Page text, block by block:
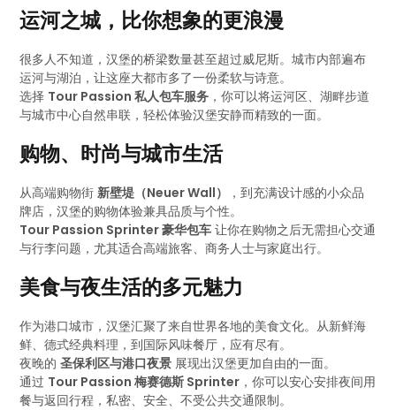
运河之城，比你想象的更浪漫
很多人不知道，汉堡的桥梁数量甚至超过威尼斯。城市内部遍布
运河与湖泊，让这座大都市多了一份柔软与诗意。
选择 Tour Passion 私人包车服务 ，你可以将运河区、湖畔步道
与城市中心自然串联，轻松体验汉堡安静而精致的一面。
购物、时尚与城市生活
从高端购物街新壁堤（Neuer Wall）
，到充满设计感的小众品
牌店，汉堡的购物体验兼具品质与个性。
Tour Passion Sprinter 豪华包车 让你在购物之后无需担心交通
与行李问题，尤其适合高端旅客、商务人士与家庭出行。
美食与夜生活的多元魅力
作为港口城市，汉堡汇聚了来自世界各地的美食文化。从新鲜海
鲜、德式经典料理，到国际风味餐厅，应有尽有。
夜晚的圣保利区与港口夜景 展现出汉堡更加自由的一面。
通过 Tour Passion 梅赛德斯 Sprinter ，你可以安心安排夜间用
餐与返回行程，私密、安全、不受公共交通限制。